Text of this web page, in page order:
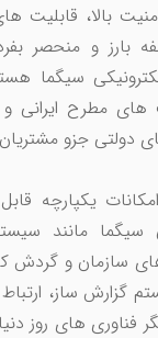
بالا، قابلیت
بارز و منحصر
سیگما
مطرح ایرانی و
دولتی جزو
یکپارچه
سیگما مانند
سازمان و گردش
گزارش ساز،
فناوری های روز